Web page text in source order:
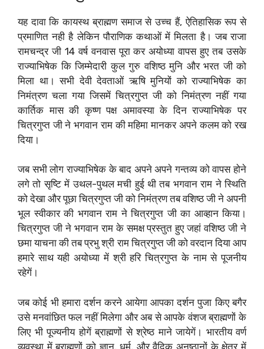
यह दावा कि कायस्थ ब्राह्मण समाज से उच्च हैं, ऐतिहासिक रूप से
प्रमाणित नही है लेकिन पौराणिक कथाओं में मिलता है। जब राजा
रामचन्द्र जी 14 वर्ष वनवास पूरा कर अयोध्या वापस हुए तब उसके
राज्याभिषेक कि जिम्मेदारी कुल गुरु वशिष्ठ मुनि और भरत जी को
मिला था। सभी देवी देवताओं ऋषि मुनियों को राज्याभिषेक का
निमंत्रण चला गया जिसमें चित्रगुप्त जी को निमंत्रण नहीं गया
कार्तिक मास की कृष्ण पक्ष अमावस्या के दिन राज्याभिषेक पर
चित्रगुप्त जी ने भगवान राम की महिमा मानकर अपने कलम को रख
दिया।
जब सभी लोग राज्याभिषेक के बाद अपने अपने गन्तव्य को वापस होने
लगे तो सृष्टि में उथल-पुथल मची हुई थी तब भगवान राम ने स्थिति
को देखा और पूछा चित्रगुप्त जी को निमंत्रण तब वशिष्ठ जी ने अपनी
भूल स्वीकार की भगवान राम ने चित्रगुप्त जी का आव्हान किया।
चित्रगुप्त जी ने भगवान राम के समक्ष प्रस्तुत हुए जहां वशिष्ठ जी ने
छमा याचना की तब प्रभु श्री राम चित्रगुप्त जी को वरदान दिया आप
हमारे साथ यही अयोध्या में श्री हरि चित्रगुप्त के नाम से पूजनीय
रहेगें।
जब कोई भी हमारा दर्शन करने आयेगा आपका दर्शन पुजा किए बगैर
उसे मनवांछित फल नहीं मिलेगा और अब से आपके वंशज ब्राह्मणों के
लिए भी पूज्यनीय होगें ब्राह्मणों से श्रेष्ठ माने जायेगें। भारतीय वर्ण
व्यवस्था में ब्राह्मणों को ज्ञान, धर्म, और वैदिक अनुष्ठानों के क्षेत्र में